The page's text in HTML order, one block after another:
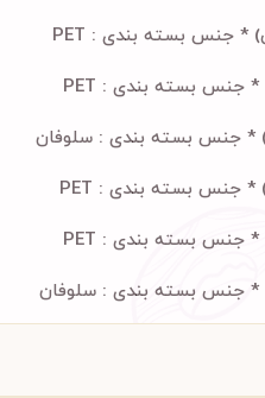
PET
سلوفان
PET
سلوفان